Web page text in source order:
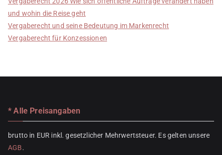
und wohin die Reise geht
Vergaberecht und seine Bedeutung im Markenrecht
Vergaberecht für Konzessionen
* Alle Preisangaben
brutto in EUR inkl. gesetzlicher Mehrwertsteuer. Es gelten unsere
AGB.